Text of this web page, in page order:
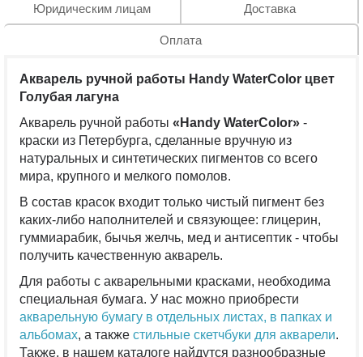
Юридическим лицам Доставка
Оплата
Акварель ручной работы Handy WaterColor цвет
Голубая лагуна
Акварель ручной работы «Handy WaterColor» -
краски из Петербурга, сделанные вручную из
натуральных и синтетических пигментов со всего
мира, крупного и мелкого помолов.
В состав красок входит только чистый пигмент без
каких-либо наполнителей и связующее: глицерин,
гуммиарабик, бычья желчь, мед и антисептик - чтобы
получить качественную акварель.
Для работы с акварельными красками, необходима
специальная бумага. У нас можно приобрести
акварельную бумагу в отдельных листах, в папках и
альбомах, а также стильные скетчбуки для акварели.
Также, в нашем каталоге найдутся разнообразные